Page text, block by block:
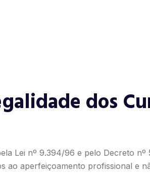
dos
Lei nº 9.394/96 e pelo Decreto
ao aperfeiçoamento profissional e